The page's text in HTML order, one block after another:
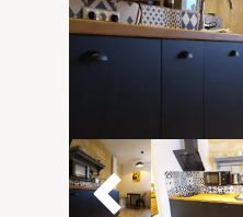
